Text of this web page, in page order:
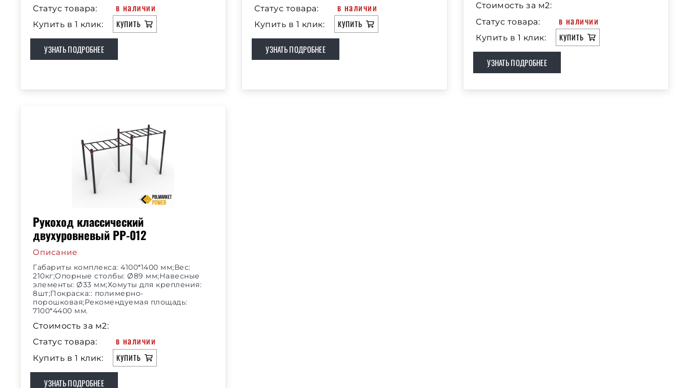
Статус товара:
в наличии
Купить в 1 клик: КУПИТЬ
УЗНАТЬ ПОДРОБНЕЕ
Статус товара:
в наличии
Купить в 1 клик: КУПИТЬ
УЗНАТЬ ПОДРОБНЕЕ
Стоимость за м2:
Статус товара:
в наличии
Купить в 1 клик: КУПИТЬ
УЗНАТЬ ПОДРОБНЕЕ
Рукоход классический
двухуровневый РР-012
Описание
Габариты комплекса: 4100*1400 мм;Вес:
210кг;Опорные столбы: Ø89 мм;Навесные
элементы: Ø33 мм;Хомуты для крепления:
8шт;Покраска:: полимерно-
порошковая;Рекомендуемая площадь:
7100*4400 мм.
Стоимость за м2:
Статус товара:
в наличии
Купить в 1 клик: КУПИТЬ
УЗНАТЬ ПОДРОБНЕЕ